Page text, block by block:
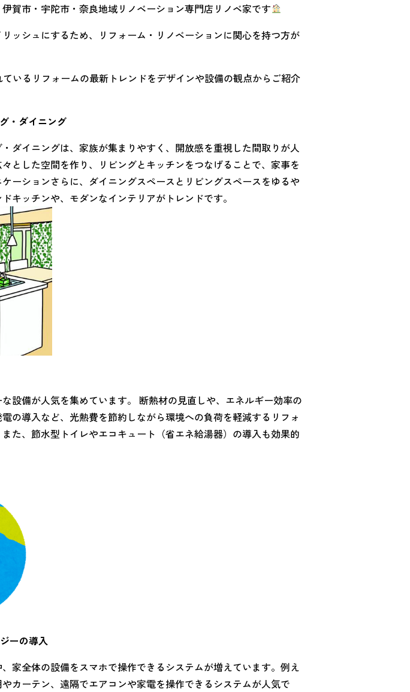
賀市・宇陀市・奈良地域リノベーション専門店リノベ家です
ッシュにするため、リフォーム・リノベーションに関心を持つ方が
いるリフォームの最新トレンドをデザインや設備の観点からご紹介
・ダイニング
ダイニングは、家族が集まりやすく、開放感を重視した間取りが人
とした空間を作り、リビングとキッチンをつなげることで、家事を
ーションさらに、ダイニングスペースとリビングスペースをゆるや
キッチンや、モダンなインテリアがトレンドです。
設備が人気を集めています。 断熱材の見直しや、エネルギー効率の
の導入など、光熱費を節約しながら環境への負荷を軽減するリフォ
た、節水型トイレやエコキュート（省エネ給湯器）の導入も効果的
ーの導入
家全体の設備をスマホで操作できるシステムが増えています。例え
カーテン、遠隔でエアコンや家電を操作できるシステムが人気で